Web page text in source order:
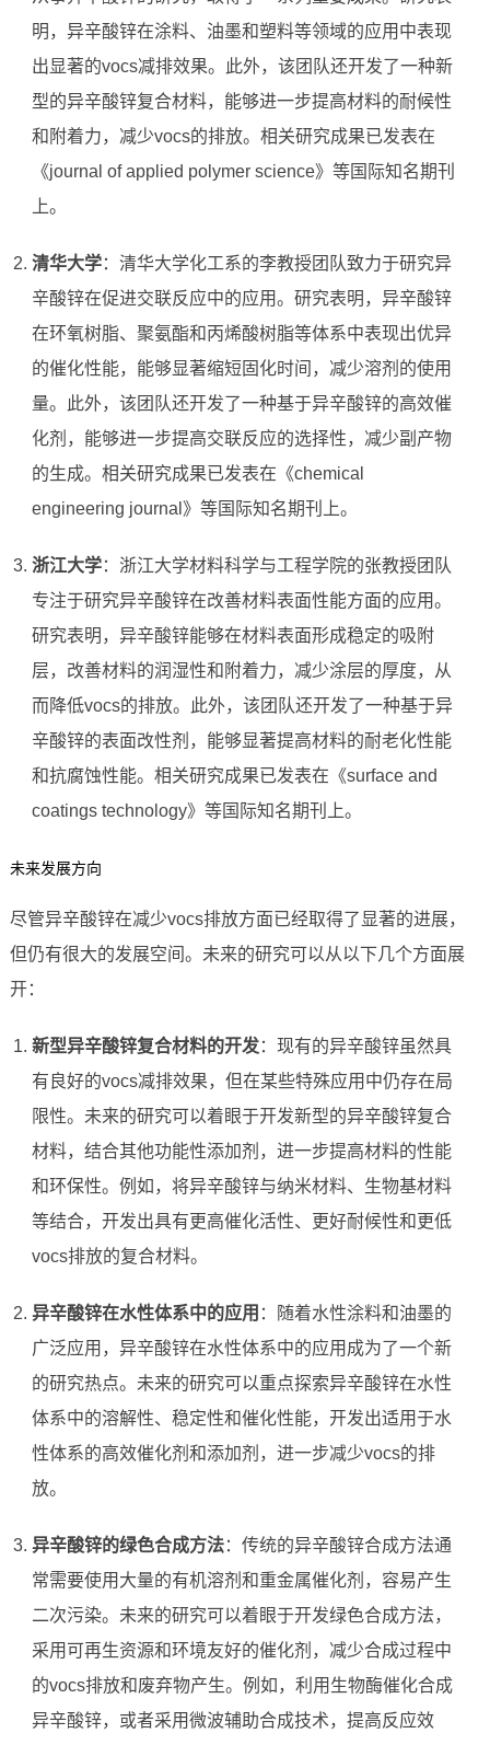
明，异辛酸锌在涂料、油墨和塑料等领域的应用中表现
出显著的vocs减排效果。此外，该团队还开发了一种新
型的异辛酸锌复合材料，能够进一步提高材料的耐候性
和附着力，减少vocs的排放。相关研究成果已发表在
《journal of applied polymer science》等国际知名期刊
上。
清华大学：清华大学化工系的李教授团队致力于研究异
辛酸锌在促进交联反应中的应用。研究表明，异辛酸锌
在环氧树脂、聚氨酯和丙烯酸树脂等体系中表现出优异
的催化性能，能够显著缩短固化时间，减少溶剂的使用
量。此外，该团队还开发了一种基于异辛酸锌的高效催
化剂，能够进一步提高交联反应的选择性，减少副产物
的生成。相关研究成果已发表在《chemical
engineering journal》等国际知名期刊上。
浙江大学：浙江大学材料科学与工程学院的张教授团队
专注于研究异辛酸锌在改善材料表面性能方面的应用。
研究表明，异辛酸锌能够在材料表面形成稳定的吸附
层，改善材料的润湿性和附着力，减少涂层的厚度，从
而降低vocs的排放。此外，该团队还开发了一种基于异
辛酸锌的表面改性剂，能够显著提高材料的耐老化性能
和抗腐蚀性能。相关研究成果已发表在《surface and
coatings technology》等国际知名期刊上。
未来发展方向
尽管异辛酸锌在减少vocs排放方面已经取得了显著的进展，
但仍有很大的发展空间。未来的研究可以从以下几个方面展
开：
新型异辛酸锌复合材料的开发：现有的异辛酸锌虽然具
有良好的vocs减排效果，但在某些特殊应用中仍存在局
限性。未来的研究可以着眼于开发新型的异辛酸锌复合
材料，结合其他功能性添加剂，进一步提高材料的性能
和环保性。例如，将异辛酸锌与纳米材料、生物基材料
等结合，开发出具有更高催化活性、更好耐候性和更低
vocs排放的复合材料。
异辛酸锌在水性体系中的应用 ：随着水性涂料和油墨的
广泛应用，异辛酸锌在水性体系中的应用成为了一个新
的研究热点。未来的研究可以重点探索异辛酸锌在水性
体系中的溶解性、稳定性和催化性能，开发出适用于水
性体系的高效催化剂和添加剂，进一步减少vocs的排
放。
异辛酸锌的绿色合成方法：传统的异辛酸锌合成方法通
常需要使用大量的有机溶剂和重金属催化剂，容易产生
二次污染。未来的研究可以着眼于开发绿色合成方法，
采用可再生资源和环境友好的催化剂，减少合成过程中
的vocs排放和废弃物产生。例如，利用生物酶催化合成
异辛酸锌，或者采用微波辅助合成技术，提高反应效